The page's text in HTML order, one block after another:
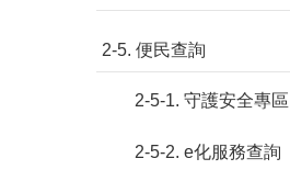
2-5. 便民查詢
2-5-1. 守護安全專區
2-5-2. e化服務查詢